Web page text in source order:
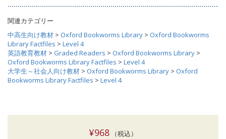
関連カテゴリー
中高生向け教材 > Oxford Bookworms Library > Oxford Bookworms
Library Factfiles > Level 4
英語教育教材 > Graded Readers > Oxford Bookworms Library >
Oxford Bookworms Library Factfiles > Level 4
大学生～社会人向け教材 > Oxford Bookworms Library > Oxford
Bookworms Library Factfiles > Level 4
¥968 （税込）